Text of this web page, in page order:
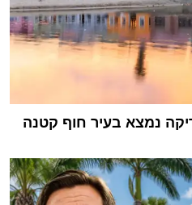
נמצא בעיר חוף קטנה